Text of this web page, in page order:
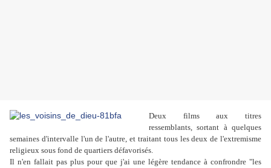
Deux films aux titres
ressemblants, sortant à quelques
semaines d'intervalle l'un de l'autre, et traitant tous les deux de l'extremisme
religieux sous fond de quartiers défavorisés.
Il n'en fallait pas plus pour que j'ai une légère tendance à confrondre "les